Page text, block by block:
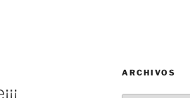
ARCHIVOS